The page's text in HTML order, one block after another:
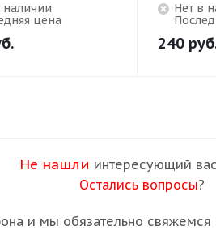
наличии
цена
Нет в
240
Не нашли интересующий
Остались вопросы?
и мы обязательно свяжемся